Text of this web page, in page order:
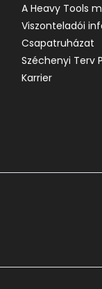
A Heavy Tools
Viszonteladói
Csapatruházat
Széchenyi Terv
Karrier